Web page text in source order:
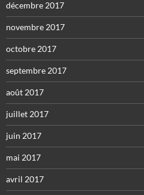
décembre 2017
novembre 2017
octobre 2017
septembre 2017
août 2017
juillet 2017
juin 2017
mai 2017
avril 2017